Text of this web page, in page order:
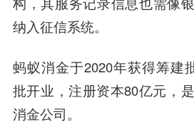
纳入征信系统。
蚂蚁消金于2020年获得筹建
批开业，注册资本80亿元，
消金公司。